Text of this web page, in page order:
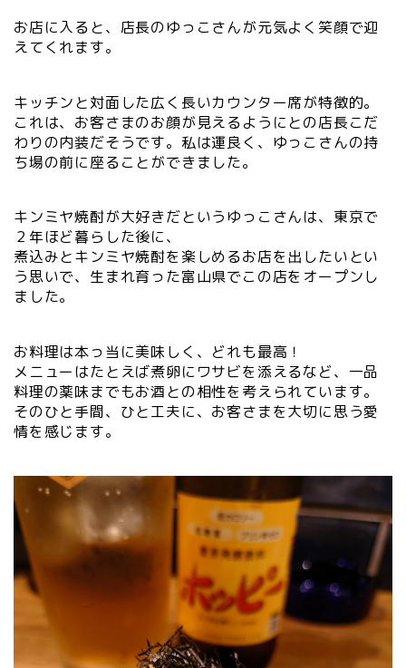
お店に入ると、店長のゆっこさんが元気よく笑顔で迎
えてくれます。
キッチンと対面した広く長いカウンター席が特徴的。
これは、お客さまのお顔が見えるようにとの店長こだ
わりの内装だそうです。私は運良く、ゆっこさんの持
ち場の前に座ることができました。
キンミヤ焼酎が大好きだというゆっこさんは、東京で
２年ほど暮らした後に、
煮込みとキンミヤ焼酎を楽しめるお店を出したいとい
う思いで、生まれ育った富山県でこの店をオープンし
ました。
お料理は本っ当に美味しく、どれも最高！
メニューはたとえば煮卵にワサビを添えるなど、一品
料理の薬味までもお酒との相性を考えられています。
そのひと手間、ひと工夫に、お客さまを大切に思う愛
情を感じます。